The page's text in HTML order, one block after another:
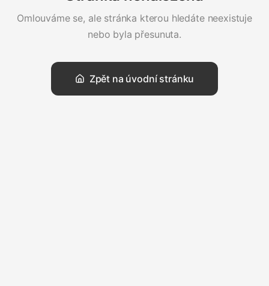
Omlouváme se, ale stránka kterou hledáte neexistuje
nebo byla přesunuta.
Zpět na úvodní stránku